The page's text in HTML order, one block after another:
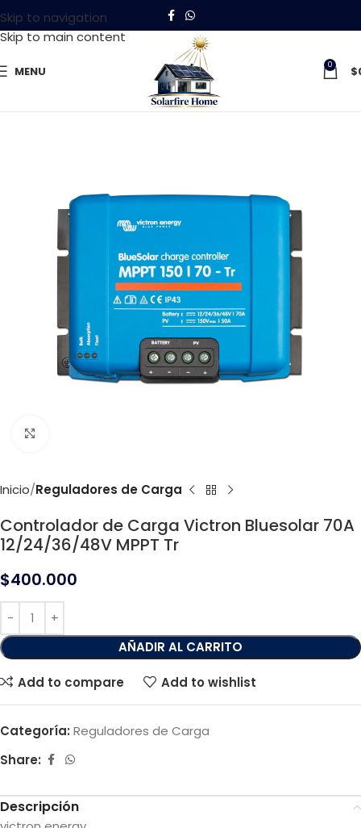
Skip to navigation
Skip to main content
MENU 0 $
Inicio Reguladores de Carga
Controlador de Carga Victron Bluesolar 70A
12/24/36/48V MPPT Tr
$400.000
AÑADIR AL CARRITO
Add to compare Add to wishlist
Categoría: Reguladores de Carga
Share:
Descripción